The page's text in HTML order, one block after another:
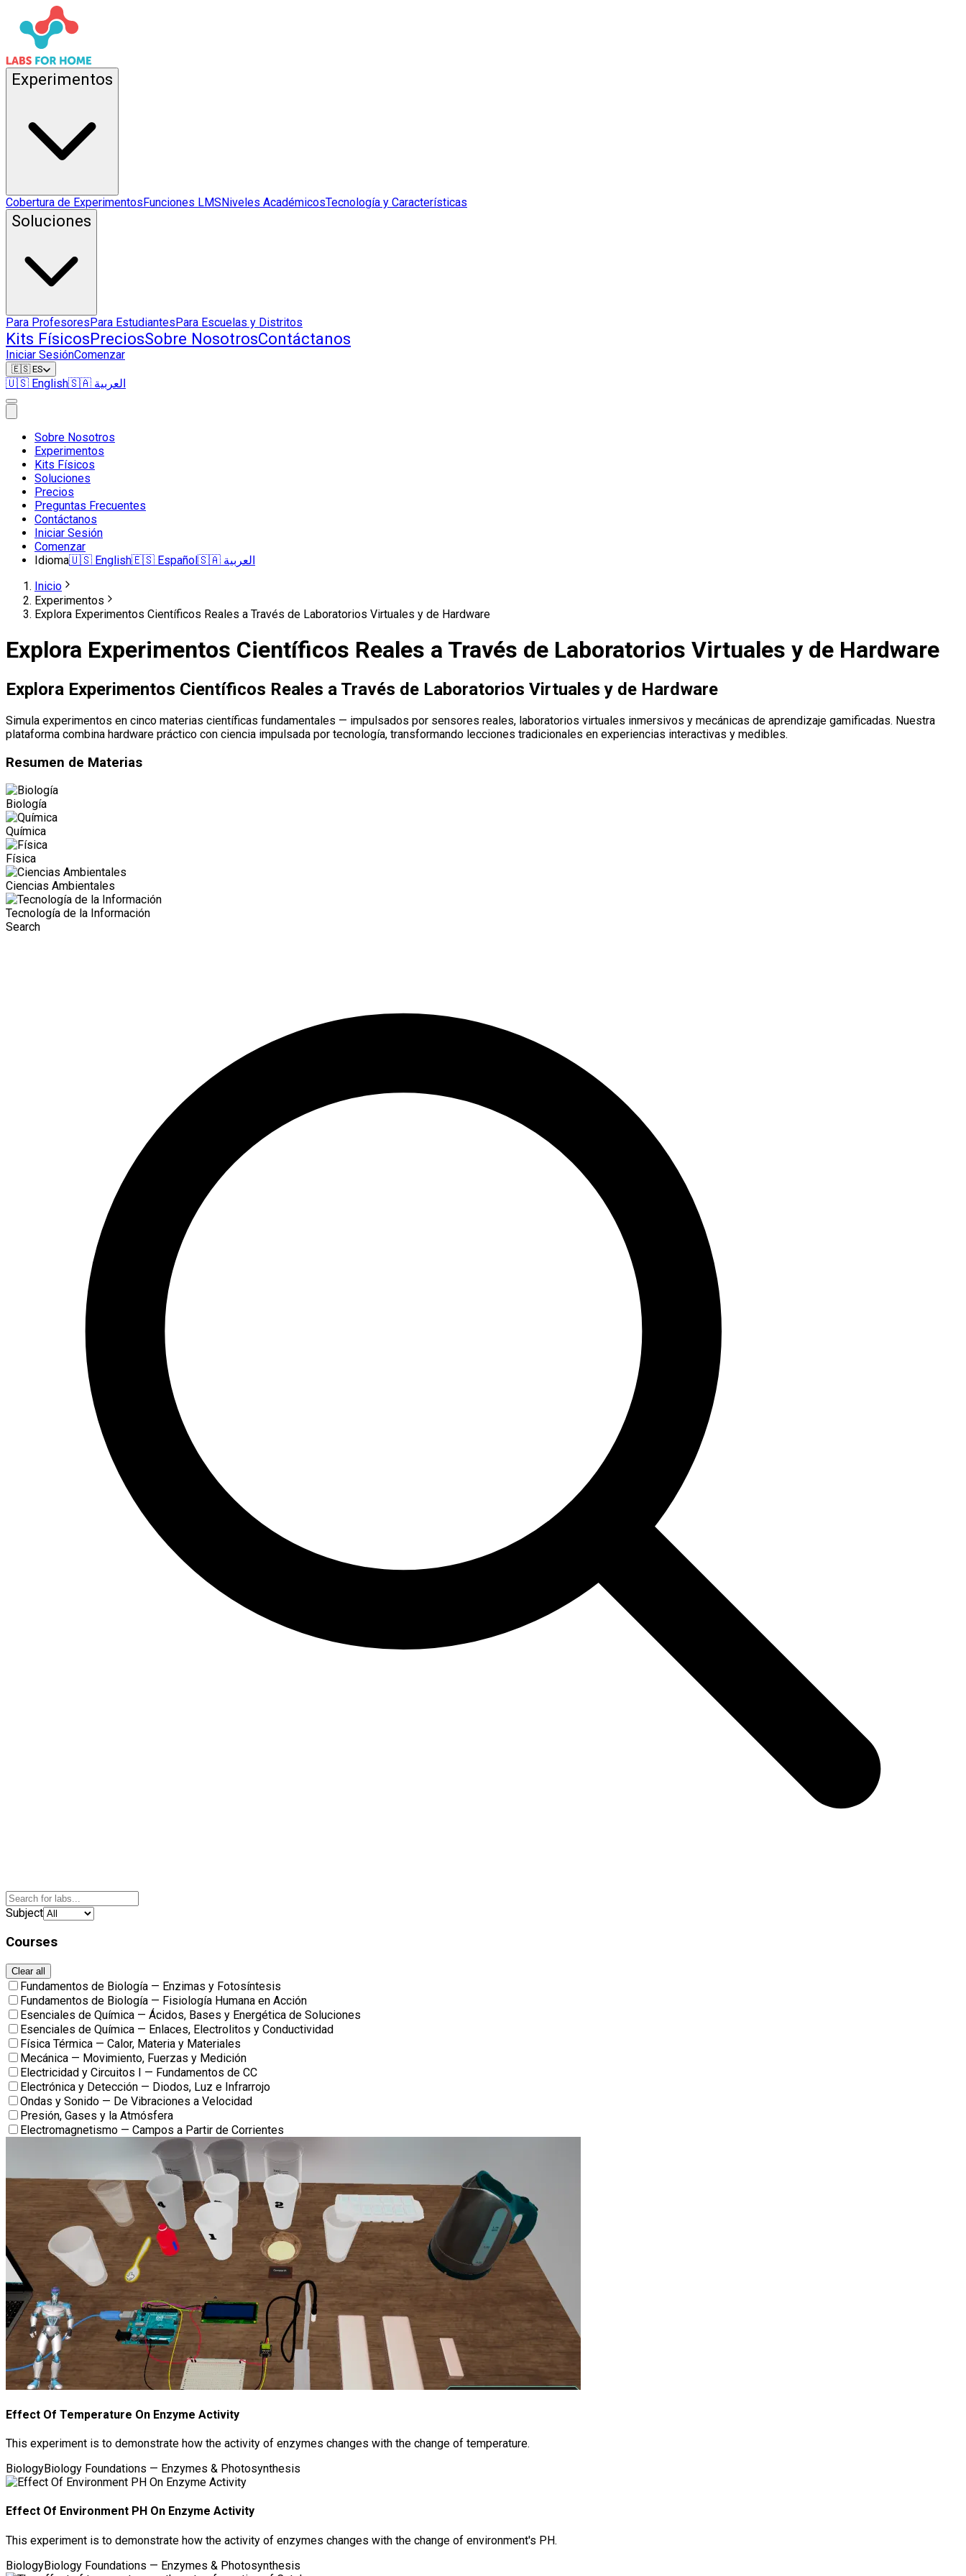
Experimentos
Cobertura de ExperimentosFunciones LMSNiveles AcadémicosTecnología y Características
Soluciones
Para ProfesoresPara EstudiantesPara Escuelas y Distritos
Kits FísicosPreciosSobre NosotrosContáctanos
Iniciar SesiónComenzar
🇪🇸 ES
🇺🇸 English🇸🇦 العربية
Sobre Nosotros
Experimentos
Kits Físicos
Soluciones
Precios
Preguntas Frecuentes
Contáctanos
Iniciar Sesión
Comenzar
Idioma🇺🇸 English🇪🇸 Español🇸🇦 العربية
Inicio
Experimentos
Explora Experimentos Científicos Reales a Través de Laboratorios Virtuales y de Hardware
Explora Experimentos Científicos Reales a Través de Laboratorios Virtuales y de Hardware
Explora Experimentos Científicos Reales a Través de Laboratorios Virtuales y de Hardware
Simula experimentos en cinco materias científicas fundamentales — impulsados por sensores reales, laboratorios virtuales inmersivos y mecánicas de aprendizaje gamificadas. Nuestra
plataforma combina hardware práctico con ciencia impulsada por tecnología, transformando lecciones tradicionales en experiencias interactivas y medibles.
Resumen de Materias
Biología
Química
Física
Ciencias Ambientales
Tecnología de la Información
Search
Subject
Courses
Clear all
Fundamentos de Biología — Enzimas y Fotosíntesis
Fundamentos de Biología — Fisiología Humana en Acción
Esenciales de Química — Ácidos, Bases y Energética de Soluciones
Esenciales de Química — Enlaces, Electrolitos y Conductividad
Física Térmica — Calor, Materia y Materiales
Mecánica — Movimiento, Fuerzas y Medición
Electricidad y Circuitos I — Fundamentos de CC
Electrónica y Detección — Diodos, Luz e Infrarrojo
Ondas y Sonido — De Vibraciones a Velocidad
Presión, Gases y la Atmósfera
Electromagnetismo — Campos a Partir de Corrientes
Effect Of Temperature On Enzyme Activity
This experiment is to demonstrate how the activity of enzymes changes with the change of temperature.
BiologyBiology Foundations — Enzymes & Photosynthesis
Effect Of Environment PH On Enzyme Activity
This experiment is to demonstrate how the activity of enzymes changes with the change of environment's PH.
BiologyBiology Foundations — Enzymes & Photosynthesis